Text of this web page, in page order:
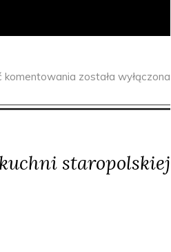
komentowania została wyłączona
staropolskiej